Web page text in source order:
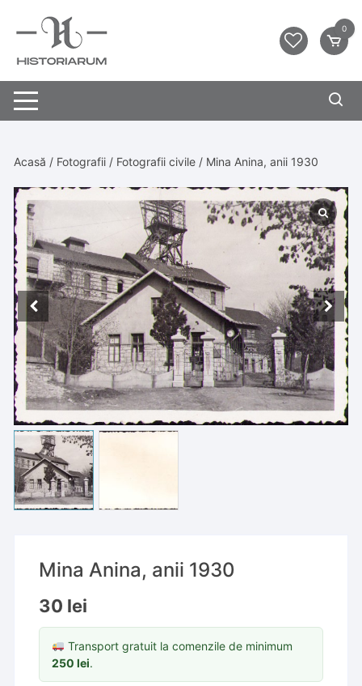
0
Acasă / Fotografii / Fotografii civile / Mina Anina, anii 1930
Mina Anina, anii 1930
30 lei
Transport gratuit la comenzile de minimum
250lei.